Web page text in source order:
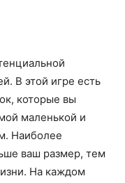
В этой игре есть
которые вы
маленькой и
Наиболее
ваш размер, тем
На каждом